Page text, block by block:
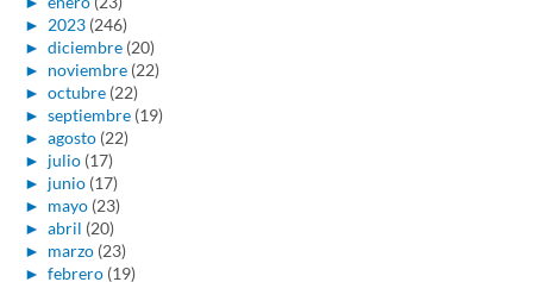
► 2023 (246)
► diciembre (20)
► noviembre (22)
► octubre (22)
► septiembre (19)
► agosto (22)
► julio (17)
► junio (17)
► mayo (23)
► abril (20)
► marzo (23)
► febrero (19)